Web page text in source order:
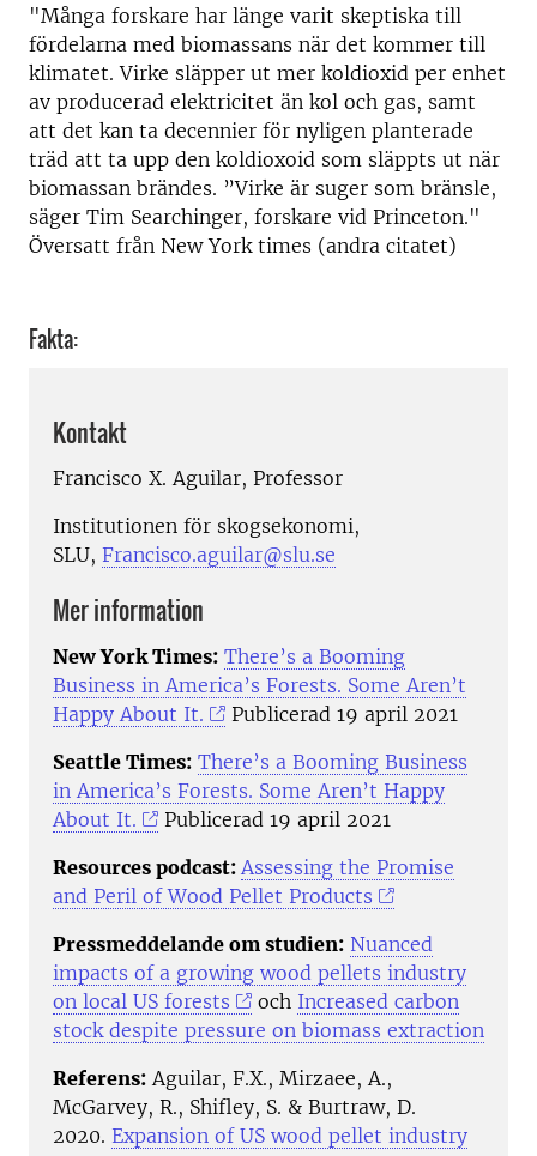
"Många forskare har länge varit skeptiska till
fördelarna med biomassans när det kommer till
klimatet. Virke släpper ut mer koldioxid per enhet
av producerad elektricitet än kol och gas, samt
att det kan ta decennier för nyligen planterade
träd att ta upp den koldioxoid som släppts ut när
biomassan brändes. ”Virke är suger som bränsle,
säger Tim Searchinger, forskare vid Princeton."
Översatt från New York times (andra citatet)
Fakta:
Kontakt
Francisco X. Aguilar, Professor
Institutionen för skogsekonomi,
SLU, Francisco.aguilar@slu.se
Mer information
New York Times: There’s a Booming
Business in America’s Forests. Some Aren’t
Happy About It.
Publicerad 19 april 2021
Seattle Times: There’s a Booming Business
in America’s Forests. Some Aren’t Happy
About It.
Publicerad 19 april 2021
Resources podcast: Assessing the Promise
and Peril of Wood Pellet Products
Pressmeddelande om studien: Nuanced
impacts of a growing wood pellets industry
on local US forests
och Increased carbon
stock despite pressure on biomass extraction
Referens: Aguilar, F.X., Mirzaee, A.,
McGarvey, R., Shifley, S. & Burtraw, D.
2020. Expansion of US wood pellet industry